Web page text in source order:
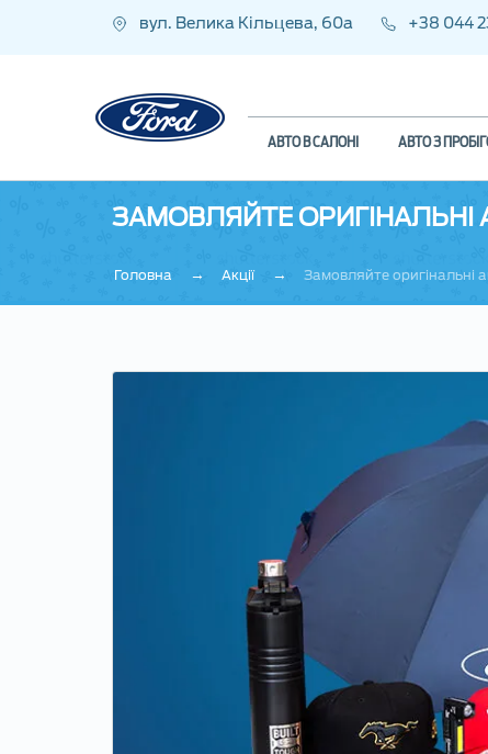
вул. Велика Кільцева, 60а +38 044
АВТО В САЛОНІ АВТО З
ЗАМОВЛЯЙТЕ ОРИГІНАЛЬНІ
Головна → Акції → Замовляйте оригінальні